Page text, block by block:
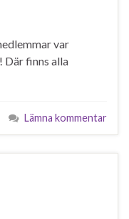
var
Där finns alla
Lämna kommentar